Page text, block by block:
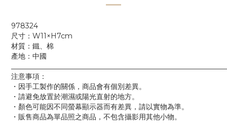
978324
尺寸：W11×H7cm
材質：鐵、棉
產地：中國
注意事項：
・因手工製作的關係，商品會有個別差異。
・請避免放置於潮濕或陽光直射的地方。
・顏色可能因不同螢幕顯示器而有差異，請以實物為準。
・販售商品為單品照之商品，不包含攝影用其他小物。